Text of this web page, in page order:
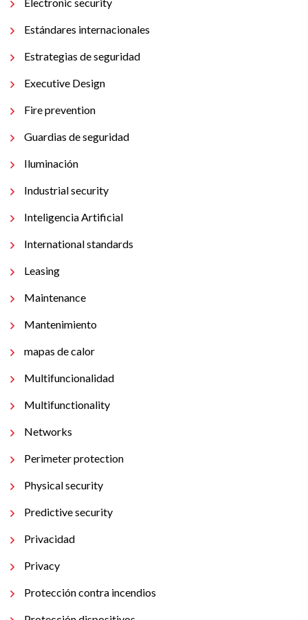
Estándares internacionales
Estrategias de seguridad
Executive Design
Fire prevention
Guardias de seguridad
Iluminación
Industrial security
Inteligencia Artificial
International standards
Leasing
Maintenance
Mantenimiento
mapas de calor
Multifuncionalidad
Multifunctionality
Networks
Perimeter protection
Physical security
Predictive security
Privacidad
Privacy
Protección contra incendios